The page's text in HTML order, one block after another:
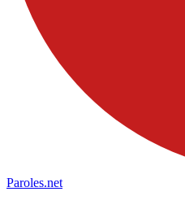
Paroles.net